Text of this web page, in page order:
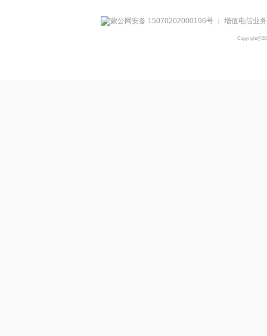
蒙公网安备 15070202000196号 增值电信业